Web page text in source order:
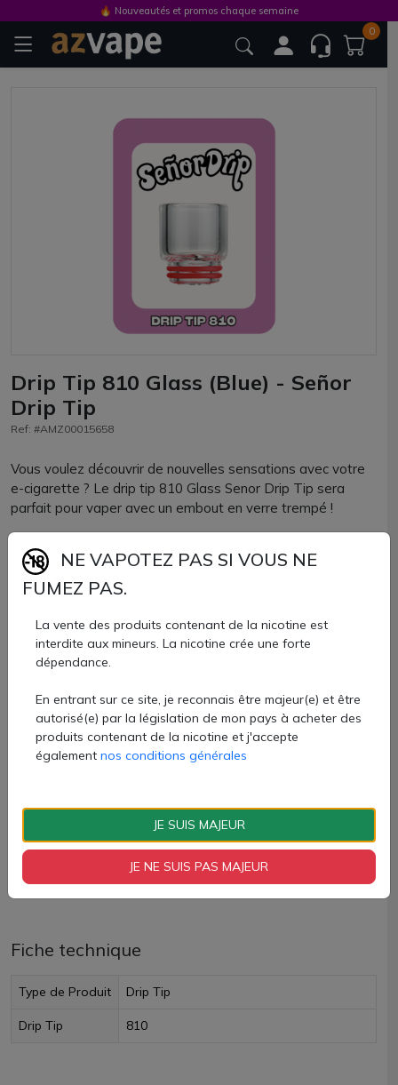
0
Drip Tip 810 Glass (Blue) - Señor
Drip Tip
Ref: #AMZ00015658
Vous voulez découvrir de nouvelles sensations avec votre
e-cigarette ? Le drip tip 810 Glass Senor Drip Tip sera
parfait pour vaper avec un embout en verre trempé !
Composé de verre, le volume de vapeur sera idéalement
adapté à une vape DTL.
atomiseurs reconstructibles accueillant un drip tip de
format 810, vous allez adorer ses coloris variés !
3,70 €
Quantité
Livraison rapide
Fiche technique
Type de Produit Drip Tip
Drip Tip 810
🔥 Nouveautés et promos chaque semaine
NE VAPOTEZ PAS SI VOUS NE
FUMEZ PAS.
La vente des produits contenant de la nicotine est
interdite aux mineurs. La nicotine crée une forte
dépendance.
En entrant sur ce site, je reconnais être majeur(e) et être
autorisé(e) par la législation de mon pays à acheter des
produits contenant de la nicotine et j'accepte
également nos conditions générales
JE SUIS MAJEUR
JE NE SUIS PAS MAJEUR